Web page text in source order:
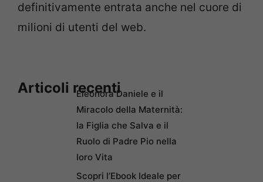
definitivamente entrata anche nel cuore di
milioni di utenti del web.
Articoli recentiEleonora Daniele e il
Miracolo della Maternità:
la Figlia che Salva e il
Ruolo di Padre Pio nella
loro Vita
Scopri l’Ebook Ideale per